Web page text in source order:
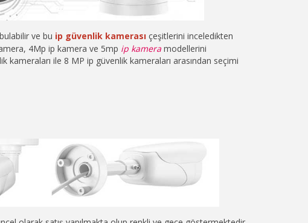
ve bu ip güvenlik kamerası çeşitlerini inceledikten
4Mp ip kamera ve 5mp ip kamera modellerini
kameraları ile 8 MP ip güvenlik kameraları arasından seçimi